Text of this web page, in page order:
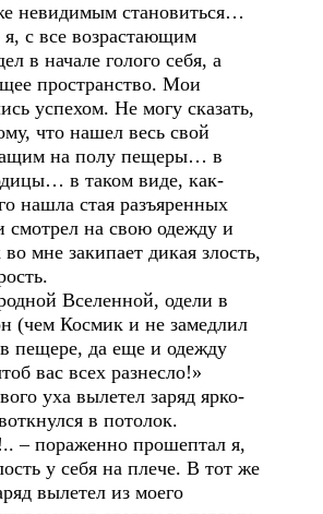
невидимым становиться…
с все возрастающим
в начале голого себя, а
пространство. Мои
успехом. Не могу сказать,
что нашел весь свой
на полу пещеры… в
в таком виде, как-
нашла стая разъяренных
смотрел на свою одежду и
мне закипает дикая злость,
Вселенной, одели в
(чем Космик и не замедлил
в пещере, да еще и одежду
вас всех разнесло!»
уха вылетел заряд ярко-
в потолок.
– пораженно прошептал я,
у себя на плече. В тот же
вылетел из моего